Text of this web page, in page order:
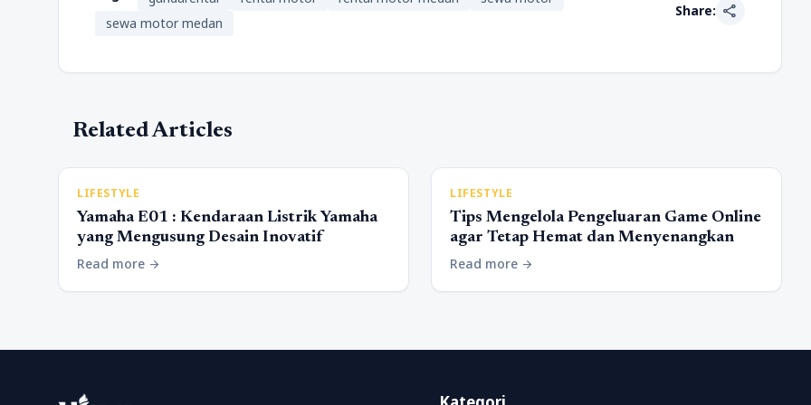
sewa motor medan
Share: share
Related Articles
LIFESTYLE
Yamaha E01 : Kendaraan Listrik Yamaha
yang Mengusung Desain Inovatif
Read more arrow_forward
LIFESTYLE
Tips Mengelola Pengeluaran Game Online
agar Tetap Hemat dan Menyenangkan
Read more arrow_forward